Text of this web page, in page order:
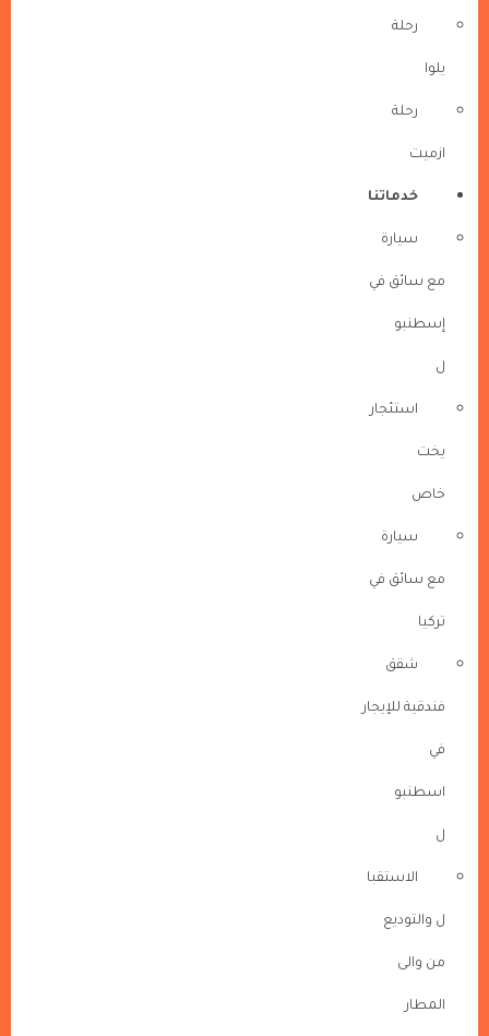
رحلة
يلوا
رحلة
ازميت
خدماتنا
سيارة
مع سائق في
إسطنبو
ل
استئجار
يخت
خاص
سيارة
مع سائق في
تركيا
شقق
فندقية للإيجار
في
اسطنبو
ل
الاستقبا
ل والتوديع
من والى
المطار